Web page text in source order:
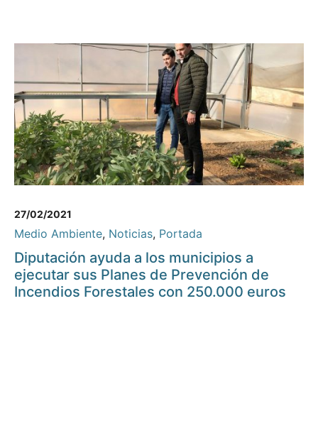
27/02/2021
Medio Ambiente, Noticias, Portada
Diputación ayuda a los municipios a
ejecutar sus Planes de Prevención de
Incendios Forestales con 250.000 euros